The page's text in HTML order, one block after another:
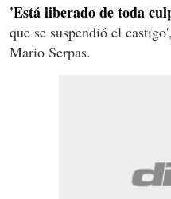
'Está liberado de toda
que se suspendió el
Mario Serpas.